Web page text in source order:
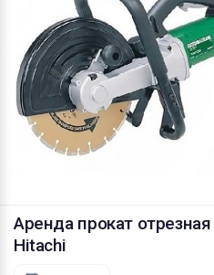
Аренда прокат
Hitachi
Личные вещи
Одежда и обувь
Электроника
Все для дома
Оборудование